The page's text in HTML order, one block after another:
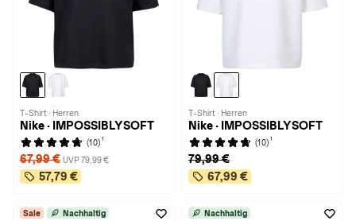
T-Shirt · Herren
Nike · IMPOSSIBLYSOFT
(10) 1
67,99 € UVP 79,99 €
57,79 €
T-Shirt · Herren
Nike · IMPOSSIBLYSOFT
(10) 1
79,99 €
67,99 €
Sale Nachhaltig Nachhaltig